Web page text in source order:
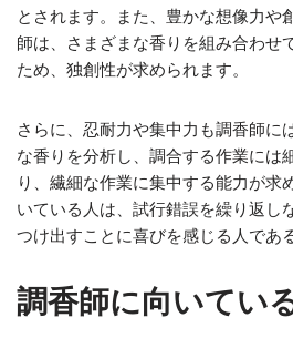
とされます。また、豊かな想像力や
師は、さまざまな香りを組み合わせ
ため、独創性が求められます。
さらに、忍耐力や集中力も調香師に
な香りを分析し、調合する作業には
り、繊細な作業に集中する能力が求
いている人は、試行錯誤を繰り返し
つけ出すことに喜びを感じる人であ
調香師に向いてい